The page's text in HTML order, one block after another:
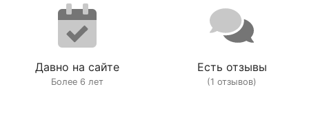
Давно на сайте
Более 6 лет
Есть отзывы
(1 отзывов)